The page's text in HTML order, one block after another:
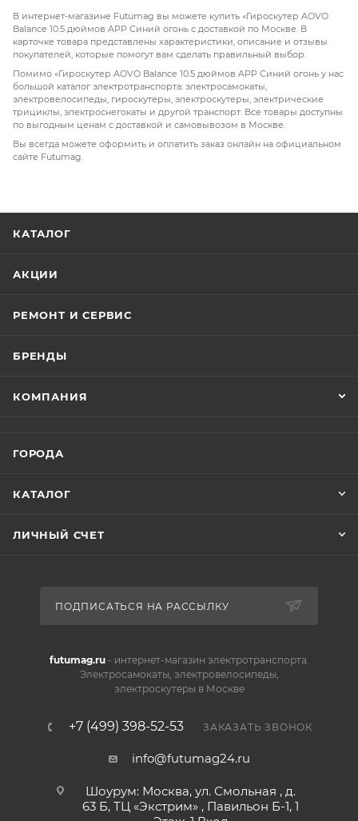
даже при погружении в воду!
В интернет-магазине Futumag вы можете купить «Гироскутер AOVO
Balance 10.5 дюймов APP Синий огонь с доставкой по Москве. В
карточке товара представлены характеристики, описание и отзывы
покупателей, которые помогут вам сделать правильный выбор.
Помимо «Гироскутер AOVO Balance 10.5 дюймов APP Синий огонь у нас
большой каталог электротранспорта: электросамокаты,
электровелосипеды, гироскутеры, электроскутеры, электрические
трициклы, электроснегокаты и другой транспорт. Все товары доступны
по выгодным ценам с доставкой и самовывозом в Москве.
Вы всегда можете оформить и оплатить заказ онлайн на официальном
сайте Futumag.
КАТАЛОГ
АКЦИИ
РЕМОНТ И СЕРВИС
БРЕНДЫ
КОМПАНИЯ
ГОРОДА
КАТАЛОГ
ЛИЧНЫЙ СЧЕТ
ПОДПИСАТЬСЯ НА РАССЫЛКУ
futumag.ru- интернет-магазин электротранспорта.
Электросамокаты, электровелосипеды,
электроскутеры в Москве
+7 (499) 398-52-53 ЗАКАЗАТЬ ЗВОНОК
info@futumag24.ru
Шоурум: Москва, ул. Смольная , д.
63 Б, ТЦ «Экстрим» , Павильон Б-1, 1